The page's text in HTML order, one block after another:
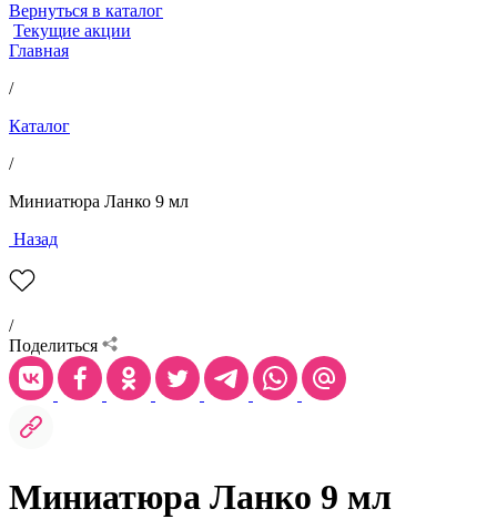
Вернуться в каталог
Текущие акции
Главная
/
Каталог
/
Миниатюра Ланко 9 мл
Назад
/
Поделиться
Миниатюра Ланко 9 мл